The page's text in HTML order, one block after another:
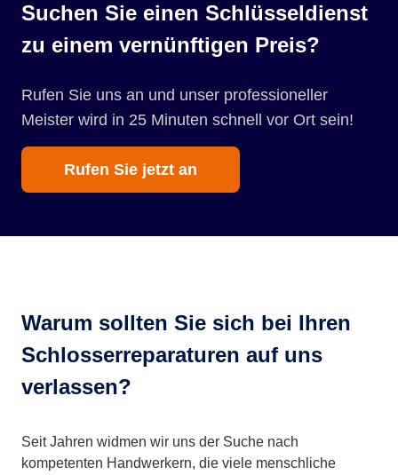
Suchen Sie einen Schlüsseldienst
zu einem vernünftigen Preis?
Rufen Sie uns an und unser professioneller
Meister wird in 25 Minuten schnell vor Ort sein!
Rufen Sie jetzt an
Warum sollten Sie sich bei Ihren
Schlosserreparaturen auf uns
verlassen?
Seit Jahren widmen wir uns der Suche nach
kompetenten Handwerkern, die viele menschliche